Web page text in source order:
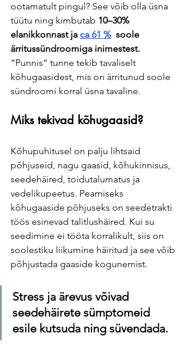
ootamatult pingul? See võib olla üsna
tüütu ning kimbutab 10–30%
elanikkonnast ja ca 61 %
  soole
ärritussündroomiga inimestest.
“Punnis“ tunne tekib tavaliselt
kõhugaasidest, mis on ärritunud soole
sündroomi korral üsna tavaline.
Miks tekivad kõhugaasid?
Kõhupuhitusel on palju lihtsaid
põhjuseid, nagu gaasid, kõhukinnisus,
seedehäired, toidutalumatus ja
vedelikupeetus. Peamiseks
kõhugaaside põhjuseks on seedetrakti
töös esinevad talitlushäired. Kui su
seedimine ei tööta korralikult, siis on
soolestiku liikumine häiritud ja see võib
põhjustada gaaside kogunemist.
Stress ja ärevus võivad
seedehäirete sümptomeid
esile kutsuda ning süvendada.